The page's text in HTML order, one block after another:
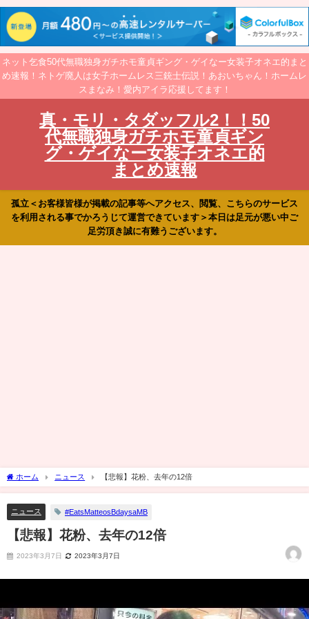
ネット乞食50代無職独身ガチホモ童貞ギング・ゲイなー女装子オネエ的まと
め速報！ネトゲ廃人は女子ホームレス三銃士伝説！あおいちゃん！ホームレ
スまなみ！愛内アイラ応援してます！
真・モリ・タダッフル2！！50
代無職独身ガチホモ童貞ギン
グ・ゲイなー女装子オネエ的
まとめ速報
孤立＜お客様皆様が掲載の記事等へアクセス、閲覧、こちらのサービス
を利用される事でかろうじて運営できています＞本日は足元が悪い中ご
足労頂き誠に有難うございます。
ホーム ニュース 【悲報】花粉、去年の12倍
ニュース #EatsMatteosBdaysaMB
【悲報】花粉、去年の12倍
2023年3月7日 2023年3月7日